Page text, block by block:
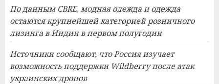
По данным CBRE, модная одежда и одежда
остаются крупнейшей категорией розничного
лизинга в Индии в первом полугодии
Источники сообщают, что Россия изучает
возможность поддержки Wildberry после атак
украинских дронов